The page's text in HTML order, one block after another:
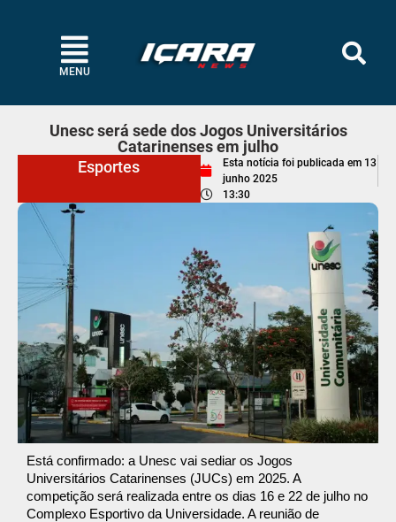
MENU
Unesc será sede dos Jogos Universitários
Catarinenses em julho
Esportes
Esta notícia foi publicada em 13
junho 2025
13:30
Está confirmado: a Unesc vai sediar os Jogos
Universitários Catarinenses (JUCs) em 2025. A
competição será realizada entre os dias 16 e 22 de julho no
Complexo Esportivo da Universidade. A reunião de